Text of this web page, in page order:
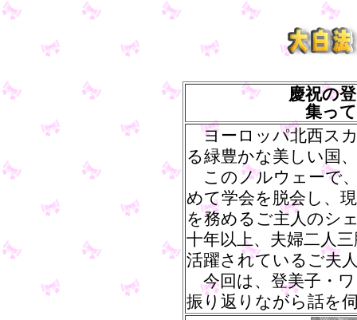
慶祝の
集っ
ヨーロッパ北西ス
る緑豊かな美しい国
このノルウェーで
めて学会を脱会し、
を務めるご主人のシ
十年以上、夫婦二人
活躍されているご夫
今回は、登美子・
振り返りながら話を